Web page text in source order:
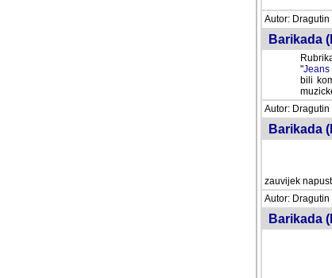
Autor: Dragutin
Barikada
"Jeans
bili
Autor: Dragutin
Barikada
zauvijek
Autor: Dragutin
Barikada